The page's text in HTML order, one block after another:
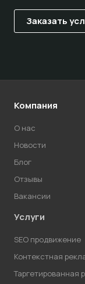
Компания
О нас
Новости
Блог
Отзывы
Вакансии
Услуги
SEO продвижение
Контекстная
Таргетированная